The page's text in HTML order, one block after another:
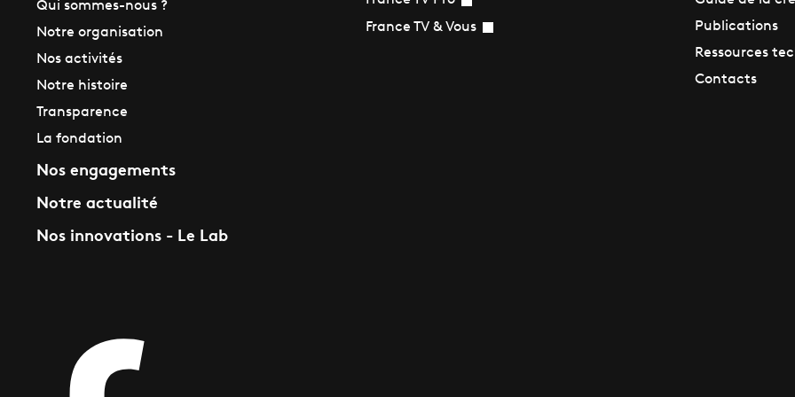
Qui sommes-nous ?
Notre organisation
Nos activités
Notre histoire
Transparence
La fondation
Nos engagements
Notre actualité
Nos innovations - Le Lab
France TV & Vous
Publications
Ressources
Contacts